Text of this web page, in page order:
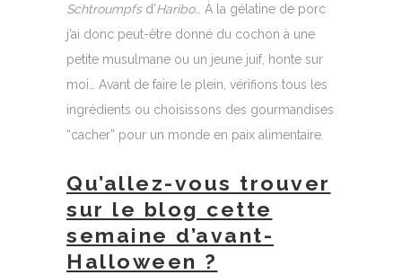
Schtroumpfsd’Haribo… À la gélatine de porc
j’ai donc peut-être donné du cochon à une
petite musulmane ou un jeune juif, honte sur
moi… Avant de faire le plein, vérifions tous les
ingrédients ou choisissons des gourmandises
“cacher” pour un monde en paix alimentaire.
Qu’allez-vous trouver
sur le blog cette
semaine d’avant-
Halloween ?